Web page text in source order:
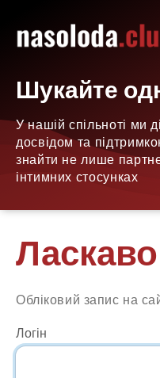
Шукайте
У нашій спільноті ми
досвідом та
знайти не лише
інтимних стосунках
Обліковий запис на
Логін